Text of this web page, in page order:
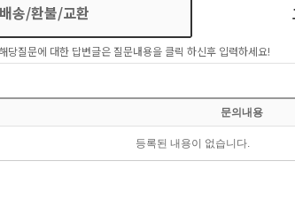
배송/환불/교환
당질문에 대한 답변글은 질문내용을 클릭 하신후 입력하세요!